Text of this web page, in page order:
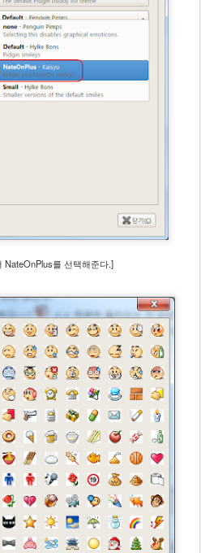
NateOnPlus를 선택해준다.]